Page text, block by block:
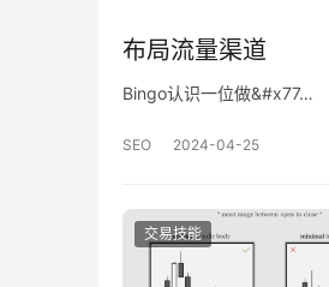
布局流量渠道
Bingo认识一位做&#x77…
SEO 2024-04-25
交易技能